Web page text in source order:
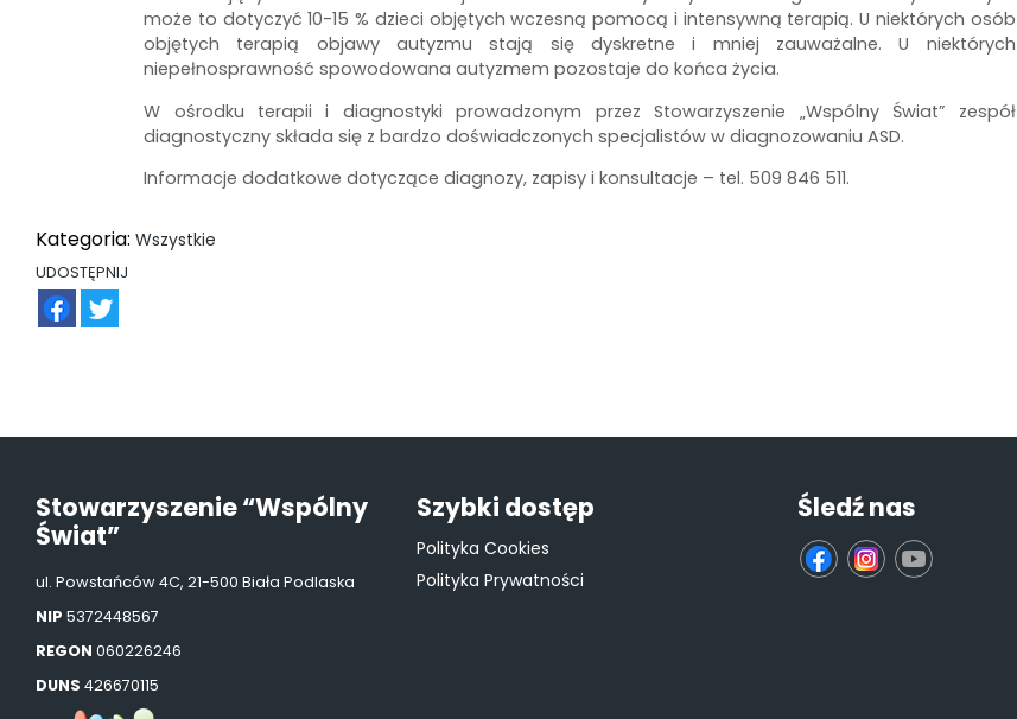
może to dotyczyć 10-15 % dzieci objętych wczesną pomocą i intensywną terapią. U niektórych osób
objętych terapią objawy autyzmu stają się dyskretne i mniej zauważalne. U niektórych
niepełnosprawność spowodowana autyzmem pozostaje do końca życia.
W ośrodku terapii i diagnostyki prowadzonym przez Stowarzyszenie „Wspólny Świat” zespół
diagnostyczny składa się z bardzo doświadczonych specjalistów w diagnozowaniu ASD.
Informacje dodatkowe dotyczące diagnozy, zapisy i konsultacje – tel. 509 846 511.
Kategoria: Wszystkie
UDOSTĘPNIJ
Stowarzyszenie “Wspólny
Świat”
ul. Powstańców 4C, 21-500 Biała Podlaska
NIP 5372448567
REGON 060226246
DUNS 426670115
Szybki dostęp
Polityka Cookies
Polityka Prywatności
Śledź nas
fb ins yt